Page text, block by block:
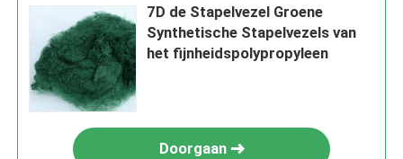
7D de Stapelvezel Groene
Synthetische Stapelvezels van
het fijnheidspolypropyleen
Doorgaan